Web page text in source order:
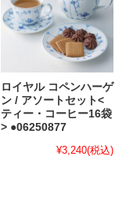
ロイヤル コペンハーゲ
ン / アソートセット<
ティー・コーヒー16袋
> ●06250877
¥3,240(税込)